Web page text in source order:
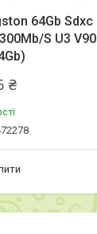
64Gb Sdxc
S U3 V90
₴